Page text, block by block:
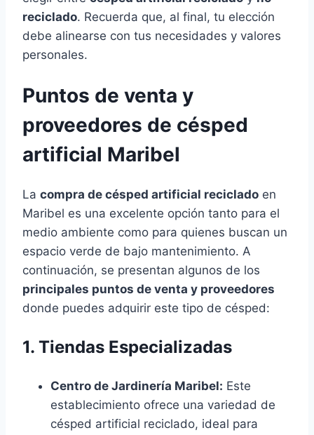
reciclado. Recuerda que, al final, tu elección
debe alinearse con tus necesidades y valores
personales.
Puntos de venta y
proveedores de césped
artificial Maribel
La compra de césped artificial reciclado en
Maribel es una excelente opción tanto para el
medio ambiente como para quienes buscan un
espacio verde de bajo mantenimiento. A
continuación, se presentan algunos de los
principales puntos de venta y proveedores
donde puedes adquirir este tipo de césped:
1. Tiendas Especializadas
Centro de Jardinería Maribel: Este
establecimiento ofrece una variedad de
césped artificial reciclado, ideal para